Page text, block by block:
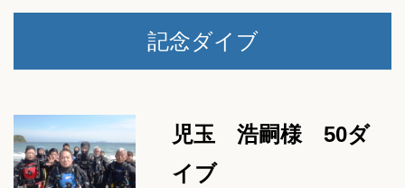
記念ダイブ
児玉 浩嗣様 50ダ
イブ